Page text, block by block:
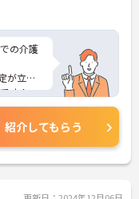
の介護
が立て
す！
らに詳
い。
紹介してもらう